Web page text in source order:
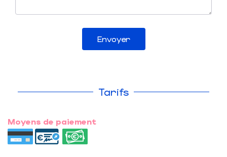
Envoyer
Tarifs
Moyens de paiement